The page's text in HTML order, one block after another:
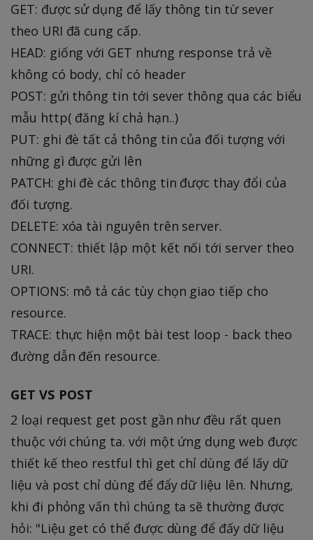
GET: được sử dụng để lấy thông tin từ sever
theo URI đã cung cấp.
HEAD: giống với GET nhưng response trả về
không có body, chỉ có header
POST: gửi thông tin tới sever thông qua các biểu
mẫu http( đăng kí chả hạn..)
PUT: ghi đè tất cả thông tin của đối tượng với
những gì được gửi lên
PATCH: ghi đè các thông tin được thay đổi của
đối tượng.
DELETE: xóa tài nguyên trên server.
CONNECT: thiết lập một kết nối tới server theo
URI.
OPTIONS: mô tả các tùy chọn giao tiếp cho
resource.
TRACE: thực hiện một bài test loop - back theo
đường dẫn đến resource.
GET VS POST
2 loại request get post gần như đều rất quen
thuộc với chúng ta. với một ứng dụng web được
thiết kế theo restful thì get chỉ dùng để lấy dữ
liệu và post chỉ dùng để đẩy dữ liệu lên. Nhưng,
khi đi phỏng vấn thì chúng ta sẽ thường được
hỏi: "Liệu get có thể được dùng để đấy dữ liệu